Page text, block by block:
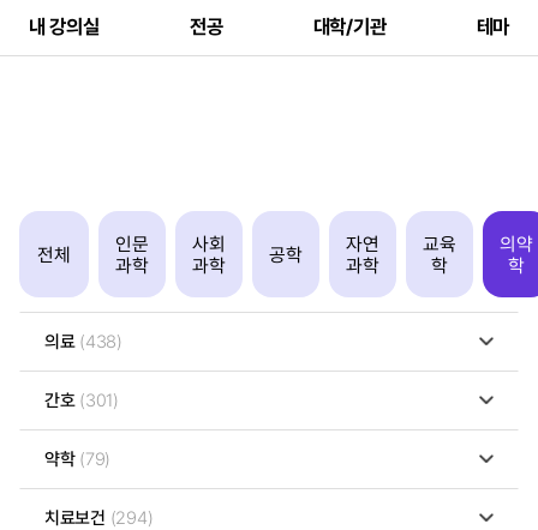
내 강의실 전공 대학/기관 테마
전체
인문
과학
사회
과학
공학
자연
과학
교육
학
의약
학
의료 (438)
간호 (301)
약학 (79)
치료보건 (294)